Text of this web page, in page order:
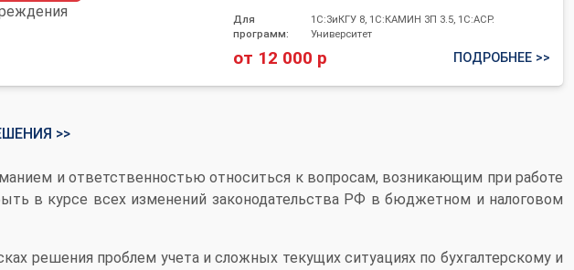
Для
программ:
1С:ЗиКГУ 8, 1С:КАМИН ЗП 3.5, 1С:АСР.
Университет
от 12 000 р ПОДРОБНЕЕ >>
>>
и ответственностью относиться к вопросам, возникающим при работе
в курсе всех изменений законодательства РФ в бюджетном и налоговом
решения проблем учета и сложных текущих ситуациях по бухгалтерскому и